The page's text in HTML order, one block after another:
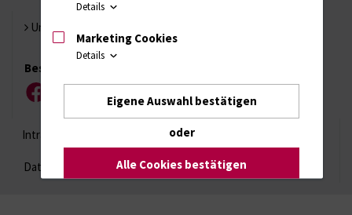
Universität Rostock
Besuchen Sie uns
FacebookInstagramYouTubeLinkedIn
Xing
Intranet Login (für Studenten)
Datenschutzhinweise Barrierefreiheit
Details
Marketing Cookies
Details
Eigene Auswahl bestätigen
oder
Alle Cookies bestätigen